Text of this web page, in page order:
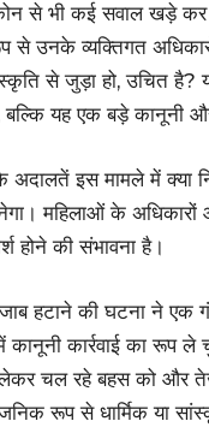
से भी कई सवाल खड़े कर
से उनके व्यक्तिगत
से जुड़ा हो, उचित है?
बल्कि यह एक बड़े कानूनी
अदालतें इस मामले में क्या
महिलाओं के
होने की संभावना है।
हटाने की घटना ने
में कानूनी कार्रवाई का
चल रहे बहस को और
रूप से धार्मिक या